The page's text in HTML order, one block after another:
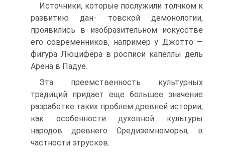
Источники, которые послужили толчком к
развитию дан- товской демонологии,
проявились в изобразительном искусстве
его современников, например у Джотто —
фигура Люцифера в росписи капеллы дель
Арена в Падуе.
Эта преемственность культурных
традиций придает еще боль­шее значение
разработке таких проблем древней истории,
как особенности духовной культуры
народов древнего Средиземно­морья, в
частности этрусков.